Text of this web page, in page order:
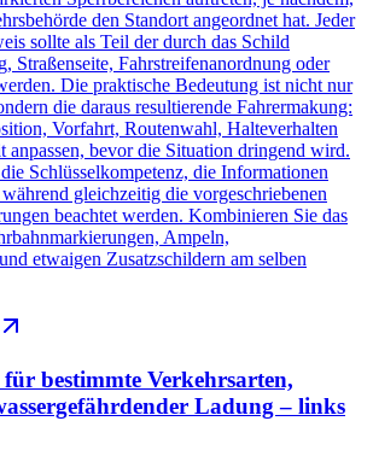
den Standort angeordnet hat. Jeder
sollte als Teil der durch das Schild
Straßenseite, Fahrstreifenanordnung oder
Die praktische Bedeutung ist nicht nur
die daraus resultierende Fahrermakung:
Vorfahrt, Routenwahl, Halteverhalten
anpassen, bevor die Situation dringend wird.
Schlüsselkompetenz, die Informationen
gleichzeitig die vorgeschriebenen
beachtet werden. Kombinieren Sie das
Ampeln,
etwaigen Zusatzschildern am selben
bestimmte Verkehrsarten,
Ladung – links